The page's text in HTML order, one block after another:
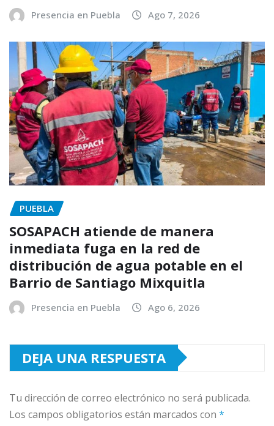
Presencia en Puebla Ago 7, 2026
PUEBLA
SOSAPACH atiende de manera
inmediata fuga en la red de
distribución de agua potable en el
Barrio de Santiago Mixquitla
Presencia en Puebla Ago 6, 2026
DEJA UNA RESPUESTA
Tu dirección de correo electrónico no será publicada.
Los campos obligatorios están marcados con *